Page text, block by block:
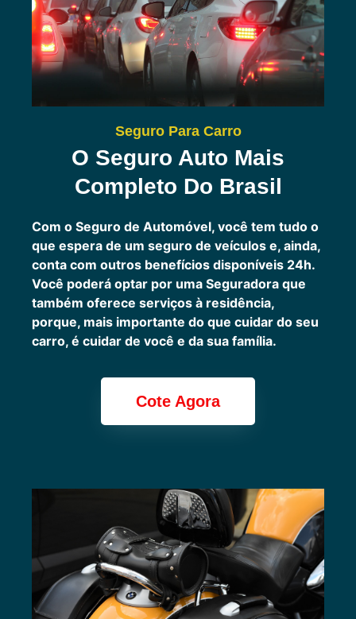
Seguro Para Carro
O Seguro Auto Mais
Completo Do Brasil
Com o Seguro de Automóvel, você tem tudo o
que espera de um seguro de veículos e, ainda,
conta com outros benefícios disponíveis 24h.
Você poderá optar por uma Seguradora que
também oferece serviços à residência,
porque, mais importante do que cuidar do seu
carro, é cuidar de você e da sua família.
Cote Agora